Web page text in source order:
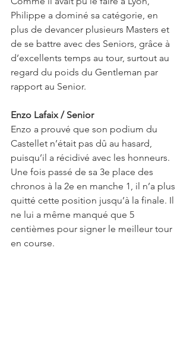
Philippe a dominé sa catégorie, en
plus de devancer plusieurs Masters et
de se battre avec des Seniors, grâce à
d’excellents temps au tour, surtout au
regard du poids du Gentleman par
rapport au Senior.
Enzo Lafaix / Senior
Enzo a prouvé que son podium du
Castellet n’était pas dû au hasard,
puisqu’il a récidivé avec les honneurs.
Une fois passé de sa 3e place des
chronos à la 2e en manche 1, il n’a plus
quitté cette position jusqu’à la finale. Il
ne lui a même manqué que 5
centièmes pour signer le meilleur tour
en course.